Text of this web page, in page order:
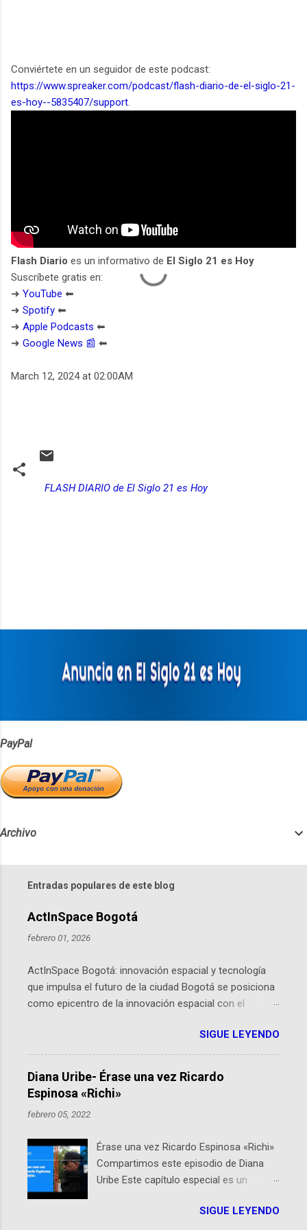
Conviértete en un seguidor de este podcast:
https://www.spreaker.com/podcast/flash-diario-de-el-siglo-21-
es-hoy--5835407/support.
Flash Diario es un informativo de El Siglo 21 es Hoy
Suscríbete gratis en:
➜ YouTube ⬅︎
➜ Spotify ⬅︎
➜ Apple Podcasts ⬅︎
➜ Google News 📰 ⬅︎
March 12, 2024 at 02:00AM
FLASH DIARIO de El Siglo 21 es Hoy
PayPal
Archivo
Entradas populares de este blog
ActInSpace Bogotá
febrero 01, 2026
ActInSpace Bogotá: innovación espacial y tecnología
que impulsa el futuro de la ciudad Bogotá se posiciona
como epicentro de la innovación espacial con el
hackathon global que convierte tecnologías de la
Agencia Espacial Europea en soluciones prácticas para
la vida cotidiana. Este evento, organizado por el
Planetario de Bogotá del Idartes y la Universidad de los
Andes, reúne a expertos como el presidente de Airbus
Colombia y líderes del sector aeroespacial para inspirar
por qué importa en Bogotá ActInSpace es una
competencia mundial que opera en más de 60
ciudades, donde participantes tienen 24 horas para
idear startups basadas en tecnologías espaciales
como satélites y datos orbitales. En Bogotá, arranca
SIGUE LEYENDO
Diana Uribe- Érase una vez Ricardo
Espinosa «Richi»
febrero 05, 2022
Érase una vez Ricardo Espinosa «Richi»
Compartimos este episodio de Diana
Uribe Este capítulo especial es un
encuentran en el espíritu de este
SIGUE LEYENDO